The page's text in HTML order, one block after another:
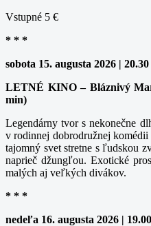
Vstupné 5 €
* * *
sobota 15. augusta 2026 |
LETNÉ KINO – Bláznivý
min)
Legendárny tvor s nekonečne
v rodinnej dobrodružnej
tajomný svet stretne s ľudskou
naprieč džungľou. Exotické
malých aj veľkých divákov.
* * *
nedeľa 16. augusta 2026 |